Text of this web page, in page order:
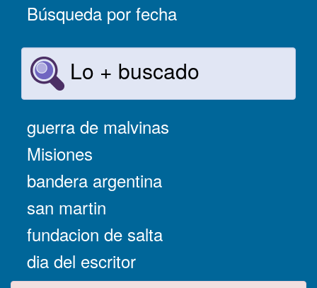
Búsqueda por fecha
Lo + buscado
guerra de malvinas
Misiones
bandera argentina
san martin
fundacion de salta
dia del escritor